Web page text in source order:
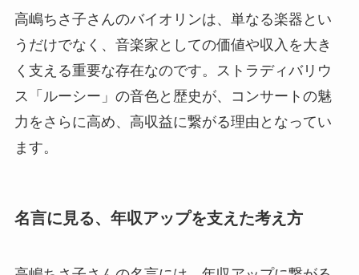
高嶋ちさ子さんのバイオリンは、単なる楽器とい
うだけでなく、音楽家としての価値や収入を大き
く支える重要な存在なのです。ストラディバリウ
ス「ルーシー」の音色と歴史が、コンサートの魅
力をさらに高め、高収益に繋がる理由となってい
ます。
名言に見る、年収アップを支えた考え方